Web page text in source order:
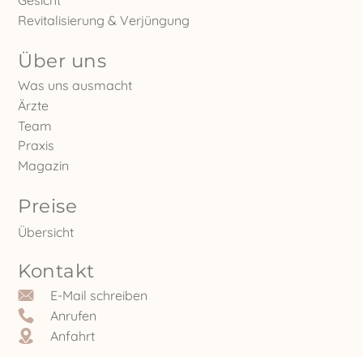
Revitalisierung & Verjüngung
Über uns
Was uns ausmacht
Ärzte
Team
Praxis
Magazin
Preise
Übersicht
Kontakt
E-Mail schreiben
Anrufen
Anfahrt